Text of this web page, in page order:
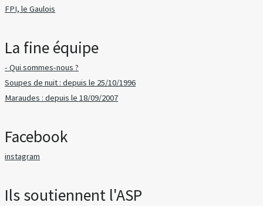
FPI, le Gaulois
La fine équipe
- Qui sommes-nous ?
Soupes de nuit : depuis le 25/10/1996
Maraudes : depuis le 18/09/2007
Facebook
instagram
Ils soutiennent l'ASP